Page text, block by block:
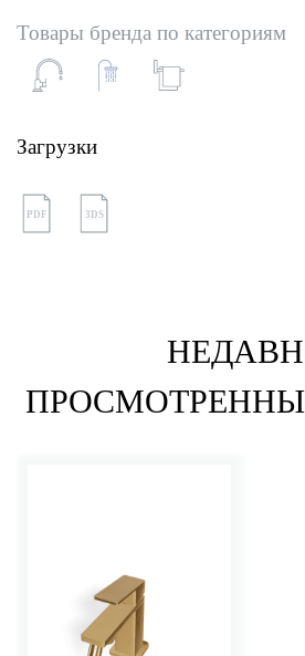
Товары бренда по категориям
Загрузки
PDF 3DS